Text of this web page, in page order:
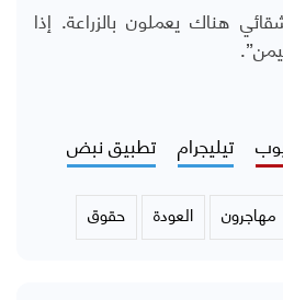
هناك يعملون بالزراعة. إذا
تيليجرام تطبيق نبض
مهاجرون العودة حقوق